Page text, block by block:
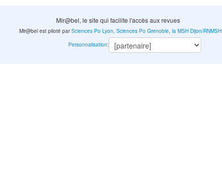
Mir@bel, le site qui facilite l'accès aux revues
Mir@bel est piloté parSciences Po Lyon,Sciences Po Grenoble,la MSH Dijon/RNMSH
Personnalisation: